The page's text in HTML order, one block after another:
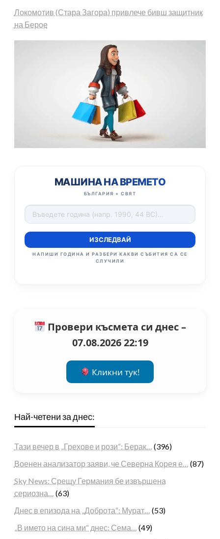
Локомотив (Стара Загора) привлече бивш защитник
на Берое
МАШИНА НА ВРЕМЕТО
БЪЛГАРИЯ + СВЯТ
ИЗСЛЕДВАЙ
НАПИШИ ГОДИНА И РАЗБЕРИ КАКВИ СЪБИТИЯ СА СЕ
СЛУЧИЛИ
Провери късмета си днес –
07.08.2026 22:19
Кликни тук!
Най-четени за днес:
Тази вечер в „Грехове и рози“: Берак…
(396)
Военен анализатор заяви, че Северна Корея е…
(87)
Sky News: Срещу Германия бе извършена
сериозна…
(63)
Днес в епизода на „Доброта“: Мурат…
(53)
„В името на сина ми“ днес: Сема…
(49)